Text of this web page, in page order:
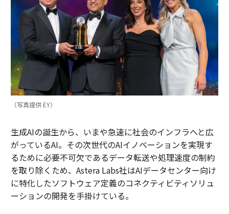
（写真提供 EY）
生成AIの誕生から、いまや急速に社会のインフラへと広
がっているAI。その次世代のAIイノベーションを実現す
るために必要不可欠であるデータ転送や処理速度の制約
を取り除くため、Astera Labs社はAIデータセンター向け
に特化したソフトウェア定義のコネクティビティソリュ
ーションの開発を手掛けている。